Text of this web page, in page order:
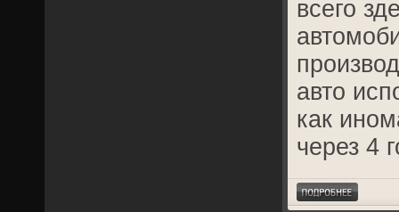
всего
авто
как
через 4